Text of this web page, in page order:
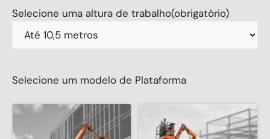
Selecione uma altura de trabalho(obrigatório)
Selecione um modelo de Plataforma